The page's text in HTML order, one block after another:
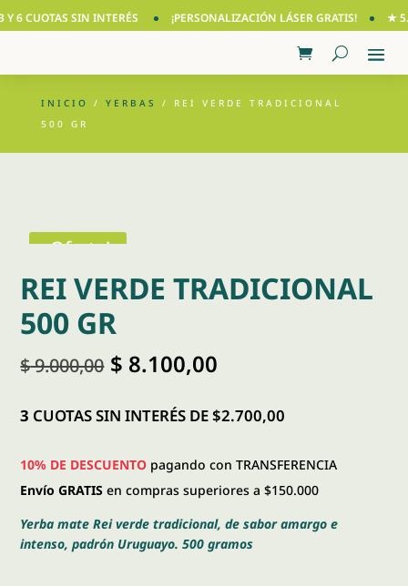
6 CUOTAS SIN INTERÉS ¡PERSONALIZACIÓN LÁSER GRATIS! ★ 5.0
INICIO / YERBAS
/ REI VERDE TRADICIONAL
500 GR
¡Oferta!
REI VERDE TRADICIONAL
500 GR
$9.000,00 El
precio
original
era:
$ 8.100,00
es:
3 CUOTAS SIN INTERÉS DE $2.700,00
10% DE DESCUENTO pagando con TRANSFERENCIA
Envío GRATIS en compras superiores a $150.000
Yerba mate Rei verde tradicional, de sabor amargo e
intenso, padrón Uruguayo. 500 gramos